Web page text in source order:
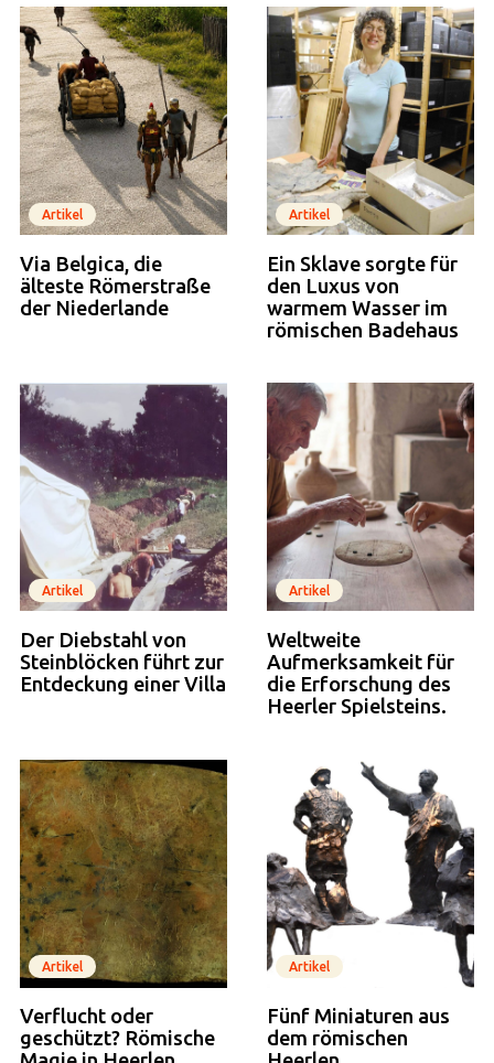
Artikel
Via Belgica, die
älteste Römerstraße
der Niederlande
Artikel
Ein Sklave sorgte für
den Luxus von
warmem Wasser im
römischen Badehaus
Artikel
Der Diebstahl von
Steinblöcken führt zur
Entdeckung einer Villa
Artikel
Weltweite
Aufmerksamkeit für
die Erforschung des
Heerler Spielsteins.
Artikel
Verflucht oder
geschützt? Römische
Artikel
Fünf Miniaturen aus
dem römischen